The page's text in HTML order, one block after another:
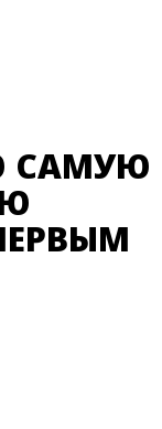
САМУЮ